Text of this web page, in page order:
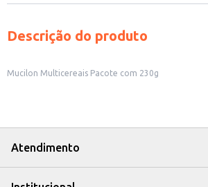
Descrição do produto
Mucilon Multicereais Pacote com 230g
Atendimento